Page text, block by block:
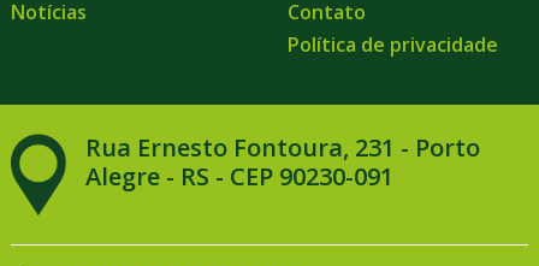
Notícias
Contato
Política de privacidade
Rua Ernesto Fontoura, 231 - Porto
Alegre - RS - CEP 90230-091